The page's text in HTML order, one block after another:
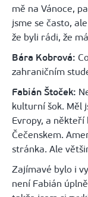
mě na Vánoce,
jsme se často,
že byli rádi, že
Bára Kobrová:
zahraničním
Fabián Štoček:
kulturní šok. Měl
Evropy, a
Čečenskem.
stránka. Ale
Zajímavé bylo i
není Fabián